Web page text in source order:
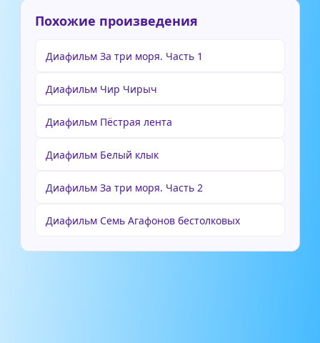
Похожие произведения
Диафильм За три моря. Часть 1
Диафильм Чир Чирыч
Диафильм Пёстрая лента
Диафильм Белый клык
Диафильм За три моря. Часть 2
Диафильм Семь Агафонов бестолковых